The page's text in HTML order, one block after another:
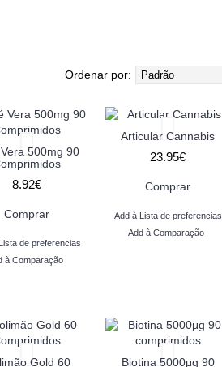
Ordenar por:
500mg 90
8.92€
Comprar
de preferencias
à Comparação
Articular Cannabis
23.95€
Comprar
Add à Lista de preferencias
Add à Comparação
Gold 60
Biotina 5000μg 90